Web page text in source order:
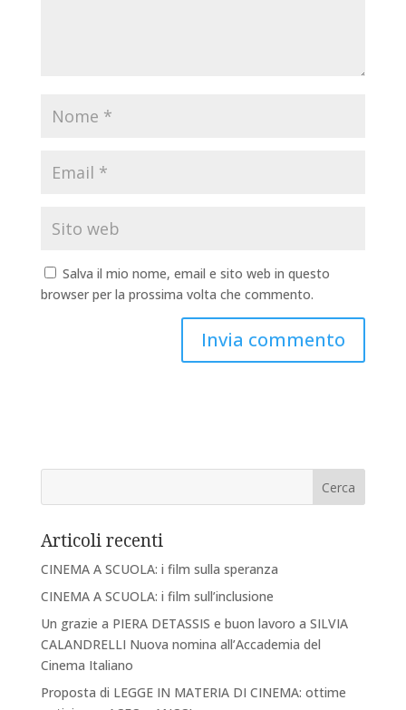
Salva il mio nome, email e sito web in questo
browser per la prossima volta che commento.
Articoli recenti
CINEMA A SCUOLA: i film sulla speranza
CINEMA A SCUOLA: i film sull’inclusione
Un grazie a PIERA DETASSIS e buon lavoro a SILVIA
CALANDRELLI Nuova nomina all’Accademia del
Cinema Italiano
Proposta di LEGGE IN MATERIA DI CINEMA: ottime